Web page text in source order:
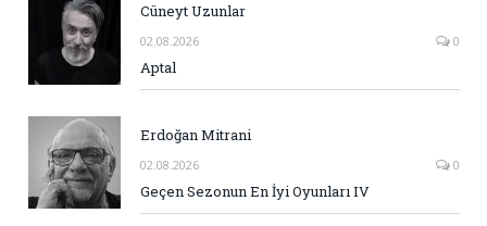
Cüneyt Uzunlar
02.08.2026 0
Aptal
Erdoğan Mitrani
02.08.2026 0
Geçen Sezonun En İyi Oyunları IV